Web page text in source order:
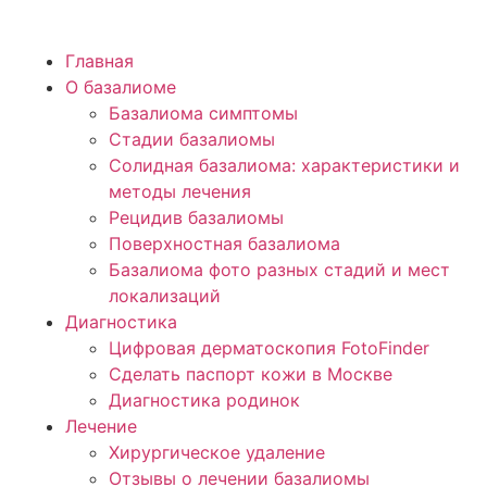
Главная
О базалиоме
Базалиома симптомы
Стадии базалиомы
Солидная базалиома: характеристики и
методы лечения
Рецидив базалиомы
Поверхностная базалиома
Базалиома фото разных стадий и мест
локализаций
Диагностика
Цифровая дерматоскопия FotoFinder
Сделать паспорт кожи в Москве
Диагностика родинок
Лечение
Хирургическое удаление
Отзывы о лечении базалиомы
Рецидив базалиомы —
важно распознать и
своевременно обратиться к
врачу
Базалиома развивается
постепенно. Даже после
удаления базалиомы
опухоль может вернуться.
Регулярные осмотры и
быстрая диагностика
помогают выявить рецидив